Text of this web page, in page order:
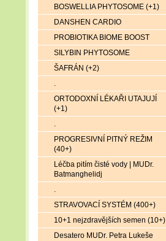
BOSWELLIA PHYTOSOME (+1)
DANSHEN CARDIO
PROBIOTIKA BIOME BOOST
SILYBIN PHYTOSOME
ŠAFRÁN (+2)
.
ORTODOXNÍ LÉKAŘI UTAJUJÍ
(+1)
.
PROGRESIVNÍ PITNÝ REŽIM
(40+)
Léčba pitím čisté vody | MUDr.
Batmanghelidj
.
STRAVOVACÍ SYSTÉM (400+)
10+1 nejzdravějších semen (10+)
Desatero MUDr. Petra Lukeše